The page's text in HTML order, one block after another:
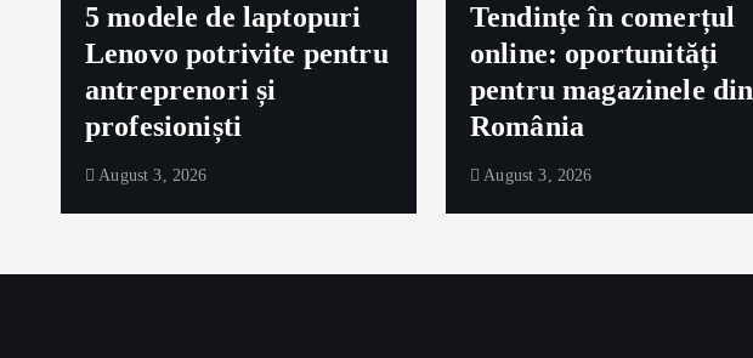
5 modele de laptopuri
Lenovo potrivite pentru
antreprenori și
profesioniști
August 3, 2026
Tendințe în comerțul
online: oportunități
pentru magazinele din
România
August 3, 2026